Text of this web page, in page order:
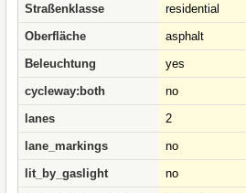
Straßenklasse
residential
Oberfläche
asphalt
Beleuchtung
yes
cycleway:both
no
lanes
2
lane_markings
no
lit_by_gaslight
no